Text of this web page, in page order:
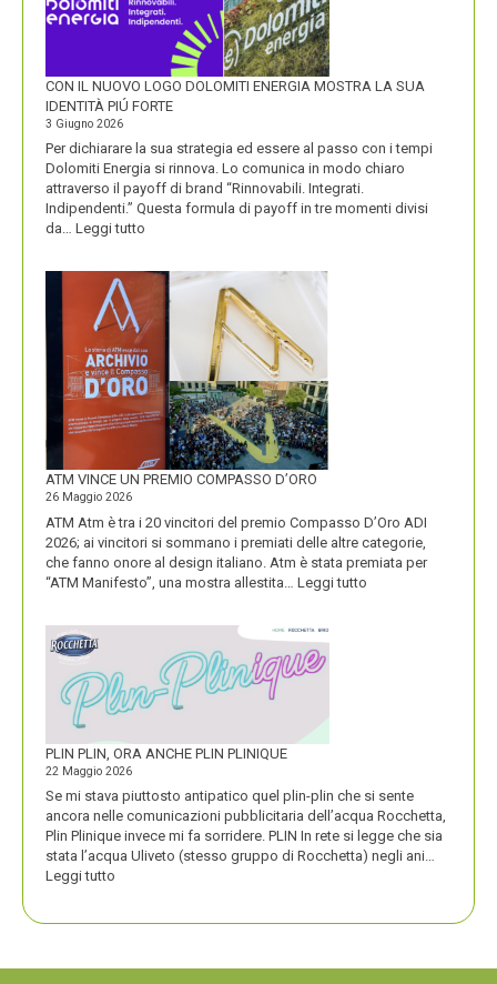
CON IL NUOVO LOGO DOLOMITI ENERGIA MOSTRA LA SUA
IDENTITÀ PIÚ FORTE
3 Giugno 2026
Per dichiarare la sua strategia ed essere al passo con i tempi
Dolomiti Energia si rinnova. Lo comunica in modo chiaro
attraverso il payoff di brand “Rinnovabili. Integrati.
Indipendenti.” Questa formula di payoff in tre momenti divisi
da… Leggi tutto
IL
NUOVO
LOGO
DOLOMITI
ENERGIA
MOSTRA
LA
SUA
IDENTITÀ
FORTE
ATM VINCE UN PREMIO COMPASSO D’ORO
26 Maggio 2026
ATM Atm è tra i 20 vincitori del premio Compasso D’Oro ADI
2026; ai vincitori si sommano i premiati delle altre categorie,
che fanno onore al design italiano. Atm è stata premiata per
“ATM Manifesto”, una mostra allestita… Leggi tutto
PLIN PLIN, ORA ANCHE PLIN PLINIQUE
22 Maggio 2026
Se mi stava piuttosto antipatico quel plin-plin che si sente
ancora nelle comunicazioni pubblicitaria dell’acqua Rocchetta,
Plin Plinique invece mi fa sorridere. PLIN In rete si legge che sia
stata l’acqua Uliveto (stesso gruppo di Rocchetta) negli ani…
Leggi tutto